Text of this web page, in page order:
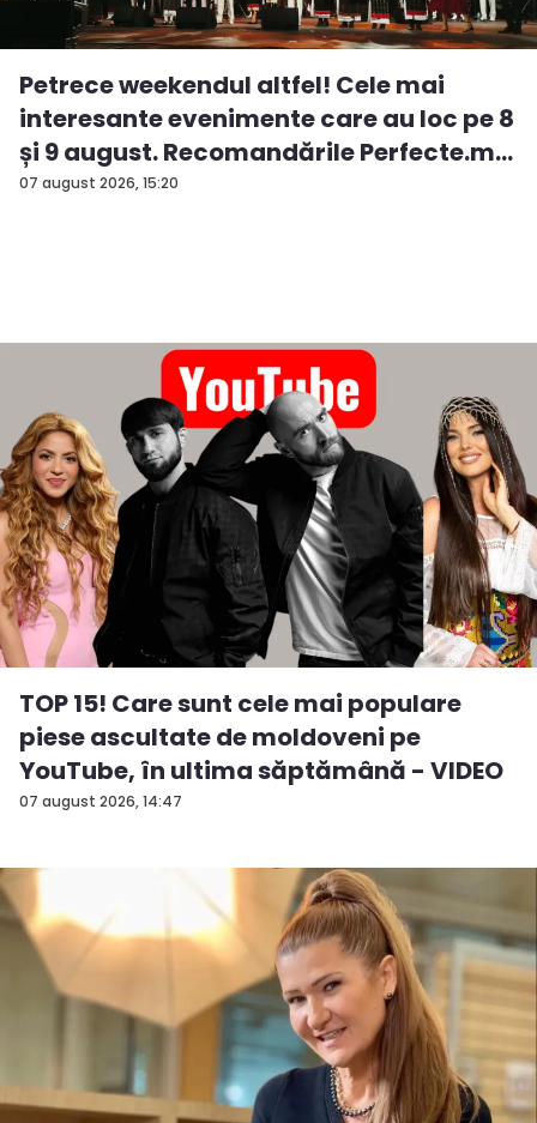
07 august 2026, 15:20
Petrece weekendul altfel! Cele mai
interesante evenimente care au loc pe 8
și 9 august. Recomandările Perfecte.m...
07 august 2026, 14:47
TOP 15! Care sunt cele mai populare
piese ascultate de moldoveni pe
YouTube, în ultima săptămână - VIDEO